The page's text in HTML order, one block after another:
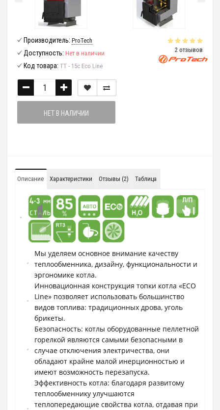
2 отзывов
Производитель: ProTech
Доступность: Нет в наличии
Код товара: ТТ - 15с Eco Line
НЕТ В НАЛИЧИИ
Описание Характеристики Отзывы (2) Таблица
Мы уделяем основное внимание качеству
теплообменника, дизайну, функциональности и
эргономике котла.
Инновационная конструкция топки котла «ECO
Line» позволяет использовать большинство
видов топлива: традиционных дрова, уголь
брикеты.
Безопасность: котлы оборудованные пеллетной
горелкой являются самыми безопасными в
случае отключения электричества, они
обладают крайне малой инерционностью и
имеют возможность перезапуска.
Эффективность котла: благодаря развитому
теплообменнику улучшаются
теплопередающие свойства котла, отдавая при